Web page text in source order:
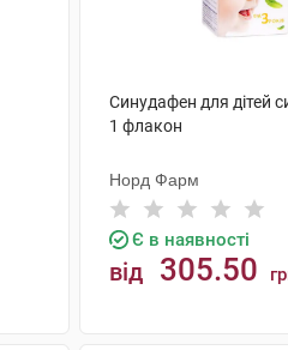
Синудафен для дітей
1 флакон
Норд Фарм
Є в наявності
від 305.50